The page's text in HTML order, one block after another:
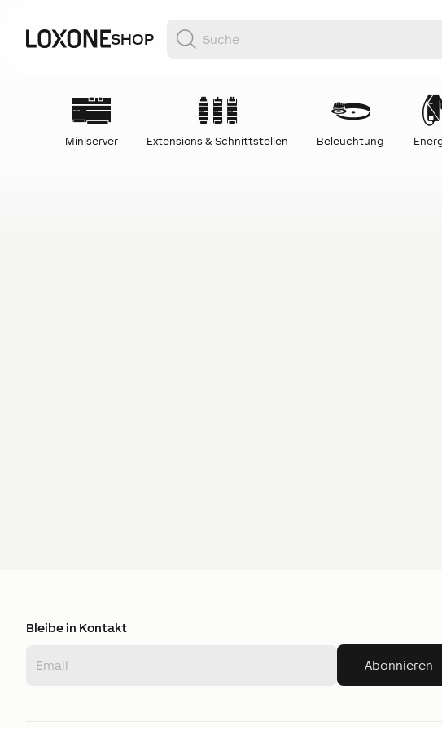
SHOP
Miniserver Extensions & Schnittstellen Beleuchtung
Bleibe in Kontakt
Abonnieren